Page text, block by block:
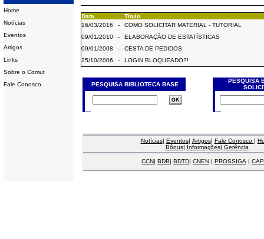
Home
Notícias
Eventos
Artigos
Links
Sobre o Comut
Fale Conosco
Data
Título
16/03/2016
-
COMO SOLICITAR MATERIAL - TUTORIAL
09/01/2010
-
ELABORAÇÃO DE ESTATÍSTICAS
09/01/2008
-
CESTA DE PEDIDOS
25/10/2006
- LOGIN BLOQUEADO?!
PESQUISA BIBLIOTECA BASE
PESQUISA
Notícias| Eventos| Artigos| Fale Conosco |
Bônus| Informações| Gerência
CCN| BDB| BDTD| CNEN | PROSSIGA |